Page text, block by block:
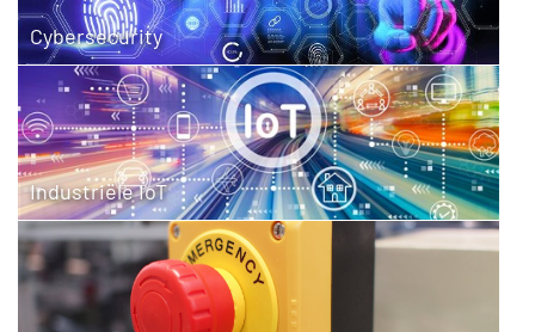
Cybersecurity
Industriële IoT